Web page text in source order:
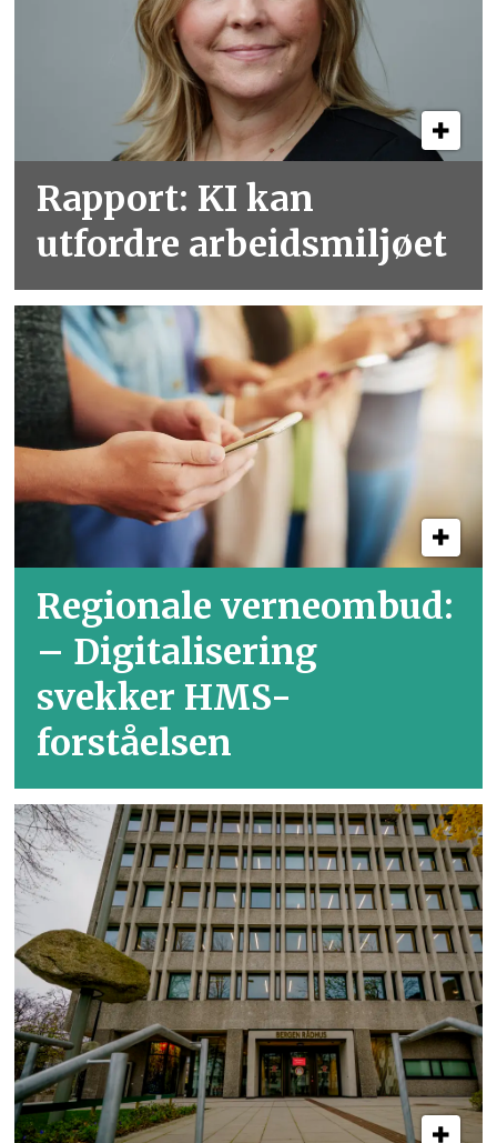
Rapport: KI kan
utfordre arbeidsmiljøet
Regionale verneombud:
– Digitalisering
svekker HMS-
forståelsen